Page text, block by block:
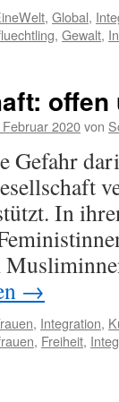
, Global,
, Gewalt,
2020von
Gefahr
In
→
, Integration,
, Freiheit,